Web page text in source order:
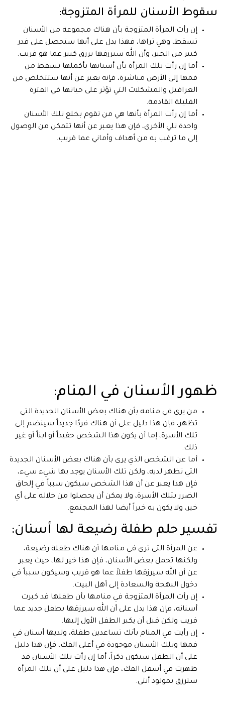
سقوط الأسنان للمرأة المتزوجة:
إن رأت المرأة المتزوجة بأن هناك مجموعة من الأسنان
تسقط، وهي تراها، فهذا يدل على أنها ستحصل على قدر
كبير من الخير، وأن الله سيرزقها برزق كبير عما هو قريب.
أما إن رأت تلك المرأة بأن أسنانها بأكملها تسقط من
فمها إلى الأرض مباشرة، فإنه يعبر عن أنها ستتخلص من
العراقيل والمشكلات التي تؤثر على حياتها في الفترة
القليلة القادمة.
أما إن رأت المرأة بأنها هي من تقوم بخلع تلك الأسنان
واحدة تلي الأخرى، فإن هذا يعبر عن أنها تتمكن من الوصول
إلى ما ترغب به من أهداف وأماني عما قريب.
ظهور الأسنان في المنام:
من يرى في منامه بأن هناك بعض الأسنان الجديدة التي
تظهر، فإن هذا دليل على أن هناك فردًا جديداً سينضم إلى
تلك الأسرة، إما أن يكون هذا الشخص حفيداً أو ابناً أو غير
ذلك.
أما عن الشخص الذي يرى بأن هناك بعض الأسنان الجديدة
التي تظهر لديه، ولكن تلك الأسنان يوجد بها شيء سيء،
فإن هذا يعبر عن أن هذا الشخص سيكون سبباً في إلحاق
الضرر بتلك الأسرة، ولا يمكن أن يحصلوا من خلاله على أي
خير، ولا يكون به خيراً أيضا لهذا المجتمع.
تفسير حلم طفلة رضيعة لها أسنان:
عن المرأة التي ترى في منامها أن هناك طفلة رضيعة،
ولكنها تحمل بعض الأسنان، فإن هذا خير لها، حيث يعبر
عن أن الله سيرزقها طفلاً عما هو قريب وسيكون سبباً في
دخول البهجة والسعادة إلى أهل البيت.
إن رأت المرأة المتزوجة في منامها بأن طفلها قد كبرت
أسنانه، فإن هذا يدل على أن الله سيرزقها بطفل جديد عما
قريب ولكن قبل أن يكبر الطفل الأول إليها.
إن رأيت في المنام بأنك تساعدين طفلة، ولديها أسنان في
فمها وتلك الأسنان موجودة في أعلى الفك، فإن هذا دليل
على أن الطفل سيكون ذكراً، أما إن رأت تلك الأسنان قد
ظهرت في أسفل الفك، فإن هذا دليل على أن تلك المرأة
سترزق بمولود أنثى.